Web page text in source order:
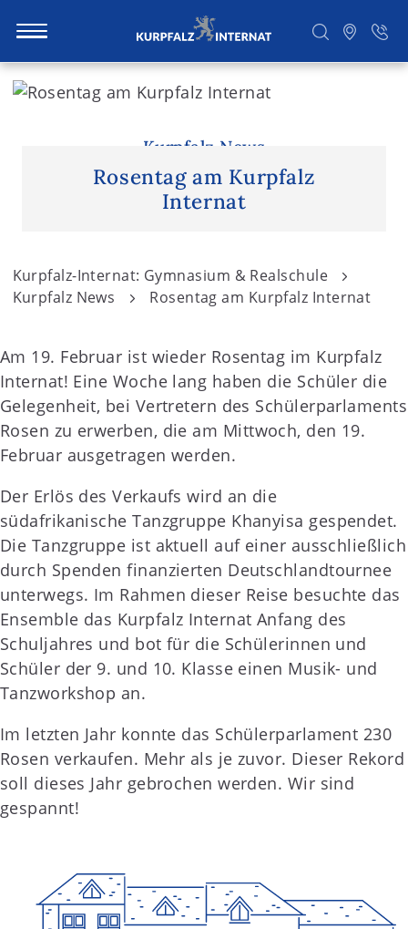
S
t
Kurpfalz News
Rosentag am Kurpfalz
Internat
Kurpfalz-Internat: Gymnasium & Realschule
Kurpfalz News
Rosentag am Kurpfalz Internat
Am 19. Februar ist wieder Rosentag im Kurpfalz
Internat! Eine Woche lang haben die Schüler die
Gelegenheit, bei Vertretern des Schülerparlaments
Rosen zu erwerben, die am Mittwoch, den 19.
Februar ausgetragen werden.
Der Erlös des Verkaufs wird an die
südafrikanische Tanzgruppe Khanyisa gespendet.
Die Tanzgruppe ist aktuell auf einer ausschließlich
durch Spenden finanzierten Deutschlandtournee
unterwegs. Im Rahmen dieser Reise besuchte das
Ensemble das Kurpfalz Internat Anfang des
Schuljahres und bot für die Schülerinnen und
Schüler der 9. und 10. Klasse einen Musik- und
Tanzworkshop an.
Im letzten Jahr konnte das Schülerparlament 230
Rosen verkaufen. Mehr als je zuvor. Dieser Rekord
soll dieses Jahr gebrochen werden. Wir sind
gespannt!